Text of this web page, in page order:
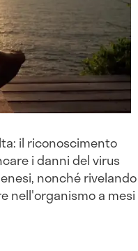
il riconoscimento
i danni del virus
nonché rivelando
nell'organismo a mesi